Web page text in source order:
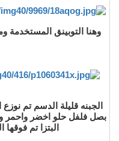
وهنا التوبينق المستخدمة
الجبنه قليلة الدسم تم
بصل فلفل حلو اخضر واحمر
البتزا تم